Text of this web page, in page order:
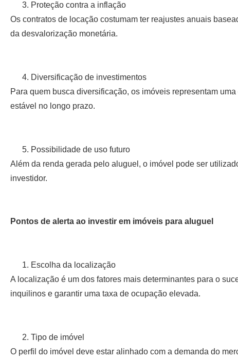
Proteção contra a inflação
Os contratos de locação costumam ter reajustes anuais
da desvalorização monetária.
Diversificação de investimentos
Para quem busca diversificação, os imóveis representam
estável no longo prazo.
Possibilidade de uso futuro
Além da renda gerada pelo aluguel, o imóvel pode ser
investidor.
Pontos de alerta ao investir em imóveis para aluguel
Escolha da localização
A localização é um dos fatores mais determinantes para o
inquilinos e garantir uma taxa de ocupação elevada.
Tipo de imóvel
O perfil do imóvel deve estar alinhado com a demanda do